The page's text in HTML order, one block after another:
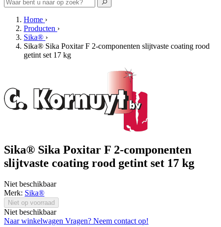
Home ›
Producten ›
Sika® ›
Sika® Sika Poxitar F 2-componenten slijtvaste coating rood
getint set 17 kg
Sika® Sika Poxitar F 2-componenten
slijtvaste coating rood getint set 17 kg
Niet beschikbaar
Merk: Sika®
Niet op voorraad
Niet beschikbaar
Naar winkelwagen Vragen? Neem contact op!